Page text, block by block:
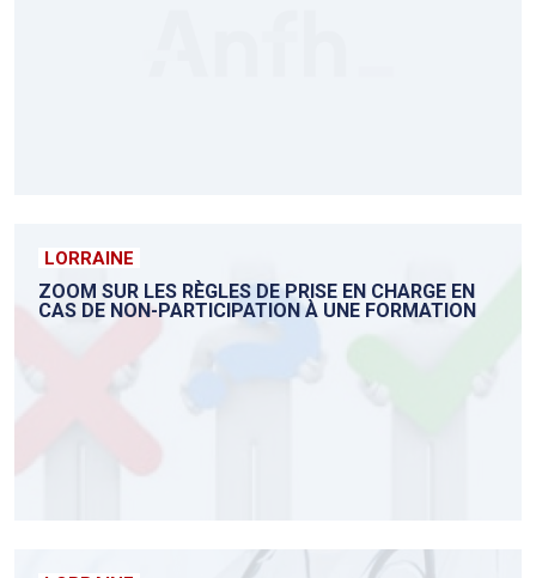
LORRAINE
ZOOM SUR LES RÈGLES DE PRISE EN CHARGE EN
CAS DE NON-PARTICIPATION À UNE FORMATION